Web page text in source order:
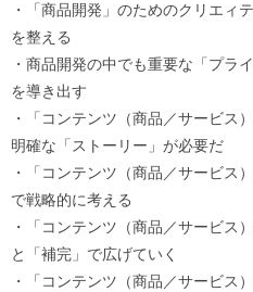
・「商品開発」のためのクリエィ
を整える
・商品開発の中でも重要な「プラ
を導き出す
・「コンテンツ（商品／サービス
明確な「ストーリー」が必要だ
・「コンテンツ（商品／サービス
で戦略的に考える
・「コンテンツ（商品／サービス
と「補完」で広げていく
・「コンテンツ（商品／サービス